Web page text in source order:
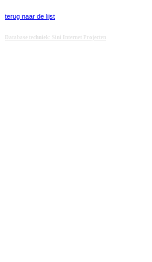
terug naar de lijst
Database techniek: Sini Internet Projecten